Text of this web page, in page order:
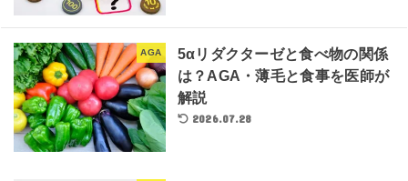
AGA
5αリダクターゼと食べ物の関係
は？AGA・薄毛と食事を医師が
解説
2026.07.28